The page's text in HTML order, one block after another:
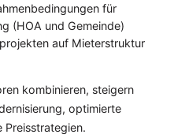
für
(HOA und Gemeinde)
auf Mieterstruktur
kombinieren, steigern
optimierte
Preisstrategien.